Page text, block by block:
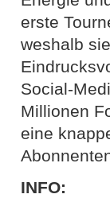
erste
weshalb
Social-
Millionen
eine
INFO: